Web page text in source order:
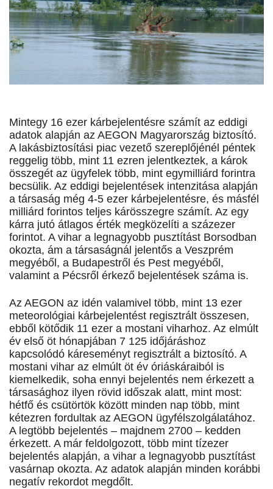
Mintegy 16 ezer kárbejelentésre számít az eddigi
adatok alapján az AEGON Magyarország biztosító.
A lakásbiztosítási piac vezető szereplőjénél péntek
reggelig több, mint 11 ezren jelentkeztek, a károk
összegét az ügyfelek több, mint egymilliárd forintra
becsülik. Az eddigi bejelentések intenzitása alapján
a társaság még 4-5 ezer kárbejelentésre, és másfél
milliárd forintos teljes kárösszegre számít. Az egy
kárra jutó átlagos érték megközelíti a százezer
forintot. A vihar a legnagyobb pusztítást Borsodban
okozta, ám a társaságnál jelentős a Veszprém
megyéből, a Budapestről és Pest megyéből,
valamint a Pécsről érkező bejelentések száma is.
Az AEGON az idén valamivel több, mint 13 ezer
meteorológiai kárbejelentést regisztrált összesen,
ebből kötődik 11 ezer a mostani viharhoz. Az elmúlt
év első öt hónapjában 7 125 időjáráshoz
kapcsolódó káreseményt regisztrált a biztosító. A
mostani vihar az elmúlt öt év óriáskáraiból is
kiemelkedik, soha ennyi bejelentés nem érkezett a
társasághoz ilyen rövid időszak alatt, mint most:
hétfő és csütörtök között minden nap több, mint
kétezren fordultak az AEGON ügyfélszolgálatához.
A legtöbb bejelentés – majdnem 2700 – kedden
érkezett. A már feldolgozott, több mint tízezer
bejelentés alapján, a vihar a legnagyobb pusztítást
vasárnap okozta. Az adatok alapján minden korábbi
negatív rekordot megdőlt.